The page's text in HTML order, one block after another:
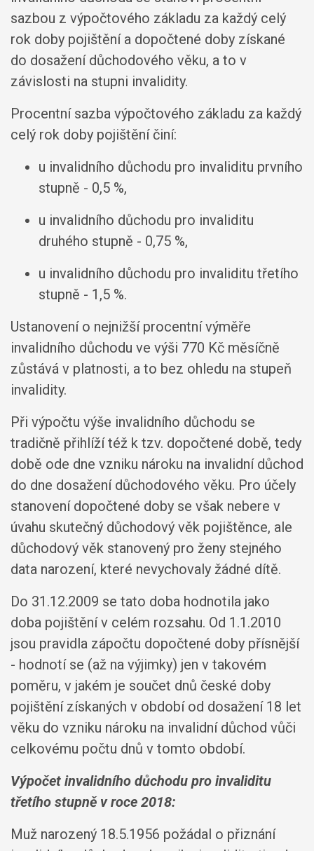
sazbou z výpočtového základu za každý celý
rok doby pojištění a dopočtené doby získané
do dosažení důchodového věku, a to v
závislosti na stupni invalidity.
Procentní sazba výpočtového základu za každý
celý rok doby pojištění činí:
u invalidního důchodu pro invaliditu prvního
stupně - 0,5 %,
u invalidního důchodu pro invaliditu
druhého stupně - 0,75 %,
u invalidního důchodu pro invaliditu třetího
stupně - 1,5 %.
Ustanovení o nejnižší procentní výměře
invalidního důchodu ve výši 770 Kč měsíčně
zůstává v platnosti, a to bez ohledu na stupeň
invalidity.
Při výpočtu výše invalidního důchodu se
tradičně přihlíží též k tzv. dopočtené době, tedy
době ode dne vzniku nároku na invalidní důchod
do dne dosažení důchodového věku. Pro účely
stanovení dopočtené doby se však nebere v
úvahu skutečný důchodový věk pojištěnce, ale
důchodový věk stanovený pro ženy stejného
data narození, které nevychovaly žádné dítě.
Do 31.12.2009 se tato doba hodnotila jako
doba pojištění v celém rozsahu. Od 1.1.2010
jsou pravidla zápočtu dopočtené doby přísnější
- hodnotí se (až na výjimky) jen v takovém
poměru, v jakém je součet dnů české doby
pojištění získaných v období od dosažení 18 let
věku do vzniku nároku na invalidní důchod vůči
celkovému počtu dnů v tomto období.
Výpočet invalidního důchodu pro invaliditu
třetího stupně v roce 2018:
Muž narozený 18.5.1956 požádal o přiznání